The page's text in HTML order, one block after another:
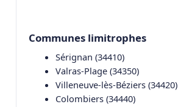
Communes limitrophes
Sérignan (34410)
Valras-Plage (34350)
Villeneuve-lès-Béziers (34420)
Colombiers (34440)